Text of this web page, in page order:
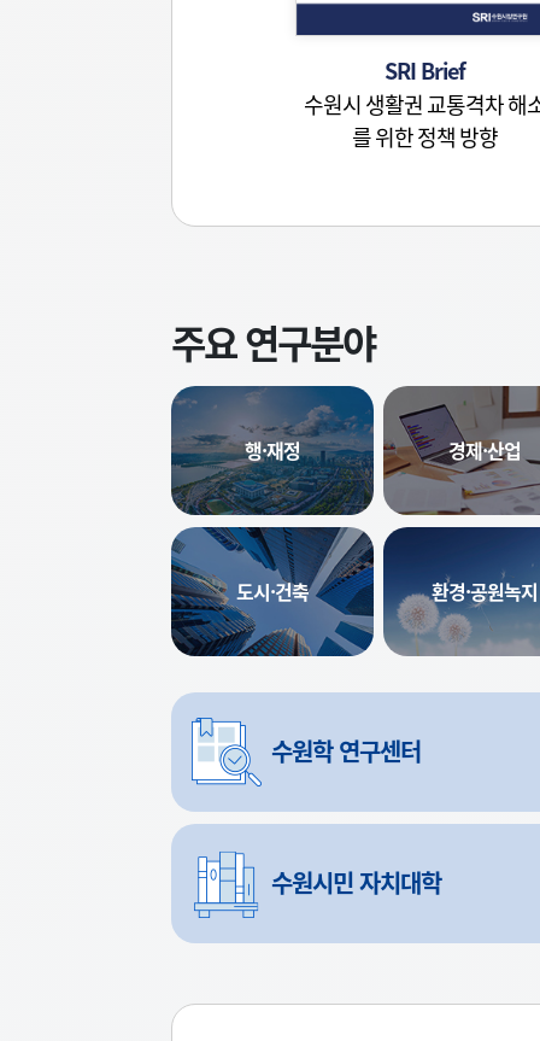
SRI Brief
수원시 생활권 교통격차 해
를 위한 정책 방향
주요 연구분야
행·재정 경제·산업
도시·건축 환경·공원녹지
수원학연구센터
수원시민자치대학